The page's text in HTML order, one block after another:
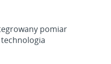
pomiar
technologia